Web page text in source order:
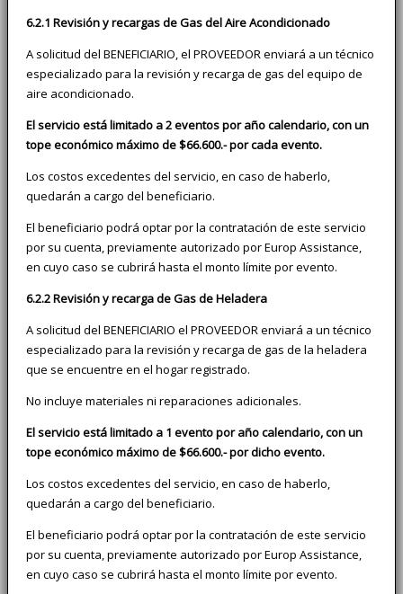
6.2.1 Revisión y recargas de Gas del Aire Acondicionado
A solicitud del BENEFICIARIO, el PROVEEDOR enviará a un técnico
especializado para la revisión y recarga de gas del equipo de
aire acondicionado.
El servicio está limitado a 2 eventos por año calendario, con un
tope económico máximo de $66.600.- por cada evento.
Los costos excedentes del servicio, en caso de haberlo,
quedarán a cargo del beneficiario.
El beneficiario podrá optar por la contratación de este servicio
por su cuenta, previamente autorizado por Europ Assistance,
en cuyo caso se cubrirá hasta el monto límite por evento.
6.2.2 Revisión y recarga de Gas de Heladera
A solicitud del BENEFICIARIO el PROVEEDOR enviará a un técnico
especializado para la revisión y recarga de gas de la heladera
que se encuentre en el hogar registrado.
No incluye materiales ni reparaciones adicionales.
El servicio está limitado a 1 evento por año calendario, con un
tope económico máximo de $66.600.- por dicho evento.
Los costos excedentes del servicio, en caso de haberlo,
quedarán a cargo del beneficiario.
El beneficiario podrá optar por la contratación de este servicio
por su cuenta, previamente autorizado por Europ Assistance,
en cuyo caso se cubrirá hasta el monto límite por evento.